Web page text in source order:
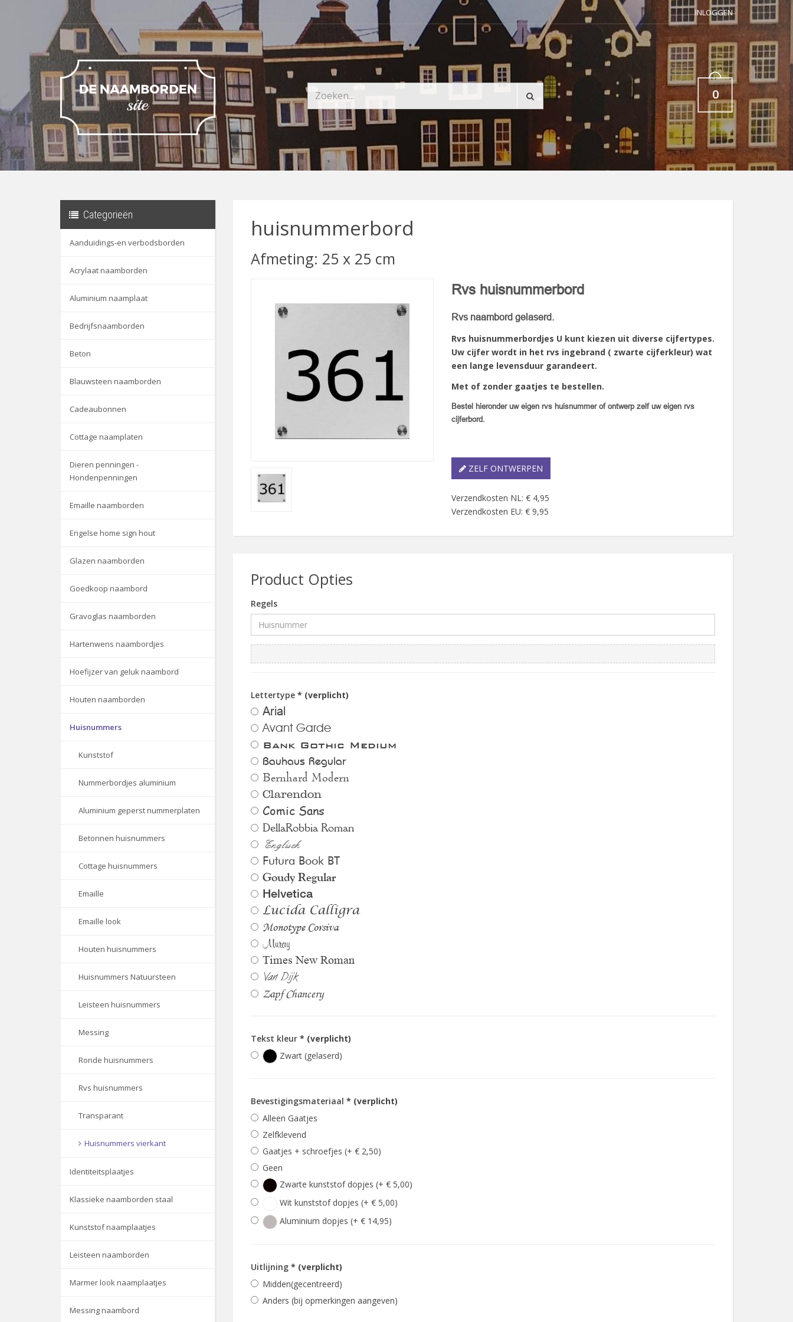
INLOGGEN
0
Categorieën
Aanduidings-en verbodsborden
Acrylaat naamborden
Aluminium naamplaat
Bedrijfsnaamborden
Beton
Blauwsteen naamborden
Cadeaubonnen
Cottage naamplaten
Dieren penningen -
Hondenpenningen
Emaille naamborden
Engelse home sign hout
Glazen naamborden
Goedkoop naambord
Gravoglas naamborden
Hartenwens naambordjes
Hoefijzer van geluk naambord
Houten naamborden
Huisnummers
Kunststof
Nummerbordjes aluminium
Aluminium geperst nummerplaten
Betonnen huisnummers
Cottage huisnummers
Emaille
Emaille look
Houten huisnummers
Huisnummers Natuursteen
Leisteen huisnummers
Messing
Ronde huisnummers
Rvs huisnummers
Transparant
Huisnummers vierkant
Identiteitsplaatjes
Klassieke naamborden staal
Kunststof naamplaatjes
Leisteen naamborden
Marmer look naamplaatjes
Messing naambord
huisnummerbord
Afmeting: 25 x 25 cm
Rvs huisnummerbord
Rvs naambord gelaserd.
Rvs huisnummerbordjes U kunt kiezen uit diverse cijfertypes.
Uw cijfer wordt in het rvs ingebrand ( zwarte cijferkleur) wat
een lange levensduur garandeert.
Met of zonder gaatjes te bestellen.
Bestel hieronder uw eigen rvs huisnummer of ontwerp zelf uw eigen rvs
cijferbord.
ZELF ONTWERPEN
Verzendkosten NL: € 4,95
Verzendkosten EU: € 9,95
Product Opties
Regels
Lettertype * (verplicht)
Arial
Avant Garde
Bank Gothic Medium
Bauhaus Regular
Bernhard Modern
Clarendon
Comic Sans
DellaRobbia Roman
Englisch
Futura Book BT
Goudy Regular
Helvetica
Lucida Calligra
Monotype Corsiva
Muray
Times New Roman
Van Dijk
Zapf Chancery
Tekst kleur * (verplicht)
Zwart (gelaserd)
Bevestigingsmateriaal * (verplicht)
Alleen Gaatjes
Zelfklevend
Gaatjes + schroefjes (+ € 2,50)
Geen
Zwarte kunststof dopjes (+ € 5,00)
Wit kunststof dopjes (+ € 5,00)
Aluminium dopjes (+ € 14,95)
Uitlijning * (verplicht)
Midden(gecentreerd)
Anders (bij opmerkingen aangeven)